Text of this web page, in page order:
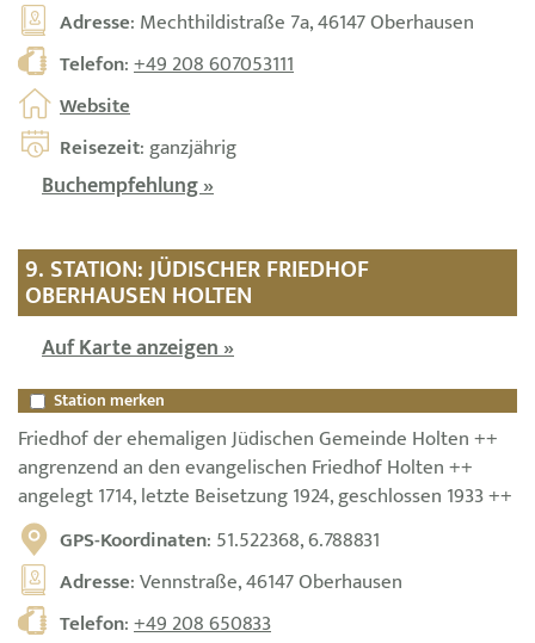
Adresse: Mechthildistraße 7a, 46147 Oberhausen
Telefon:+49 208 607053111
Website
Reisezeit: ganzjährig
Buchempfehlung »
9. STATION: JÜDISCHER FRIEDHOF
OBERHAUSEN HOLTEN
Auf Karte anzeigen »
Station merken
Friedhof der ehemaligen Jüdischen Gemeinde Holten ++
angrenzend an den evangelischen Friedhof Holten ++
angelegt 1714, letzte Beisetzung 1924, geschlossen 1933 ++
GPS-Koordinaten: 51.522368, 6.788831
Adresse: Vennstraße, 46147 Oberhausen
Telefon:+49 208 650833